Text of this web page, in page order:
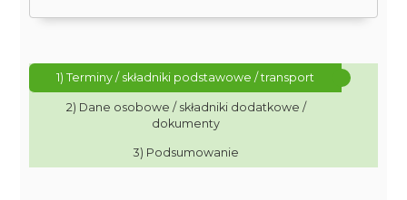
1) Terminy / składniki podstawowe / transport
2) Dane osobowe / składniki dodatkowe /
dokumenty
3) Podsumowanie